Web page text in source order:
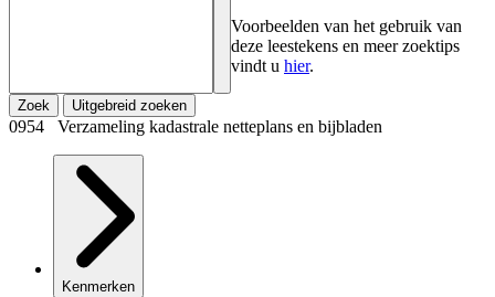
Voorbeelden van het gebruik van
deze leestekens en meer zoektips
vindt u hier.
Zoek Uitgebreid zoeken
0954 Verzameling kadastrale netteplans en bijbladen
Kenmerken